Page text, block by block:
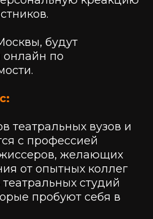
будут
онлайн по
театральных вузов и
с профессией
желающих
от опытных коллег
студий
пробуют себя в